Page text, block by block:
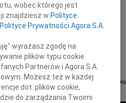
Składamy wyrazy współczucia
Rodzinie
II Liceum Ogólnokształcącego w
wobec którego jest
znajdziesz w Polityce
Polityce Prywatności Agora S.A.
wyrażasz zgodę na
plików typu cookie
Partnerów i Agora S.A.
Możesz też w każdej
dot. plików cookie,
do zarządzania Twoimi